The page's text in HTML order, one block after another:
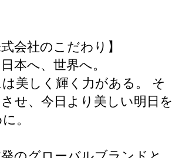
会社のこだわり】
本へ、世界へ。
美しく輝く力がある。 そ
せ、今日より美しい明日を
。